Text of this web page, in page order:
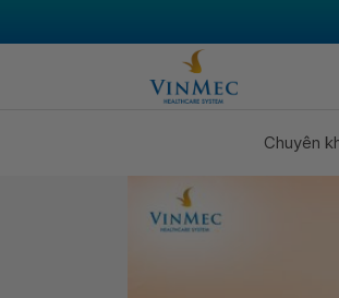
Chuyên